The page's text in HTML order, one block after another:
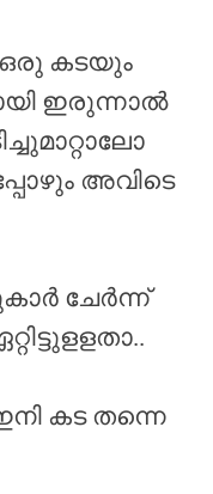
കടയും
ഇരുന്നാൽ
അവിടെ
ചേർന്ന്
കട തന്നെ